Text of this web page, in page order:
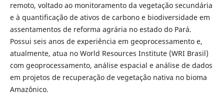
remoto, voltado ao monitoramento da vegetação secundária
e à quantificação de ativos de carbono e biodiversidade em
assentamentos de reforma agrária no estado do Pará.
Possui seis anos de experiência em geoprocessamento e,
atualmente, atua no World Resources Institute (WRI Brasil)
com geoprocessamento, análise espacial e análise de dados
em projetos de recuperação de vegetação nativa no bioma
Amazônico.